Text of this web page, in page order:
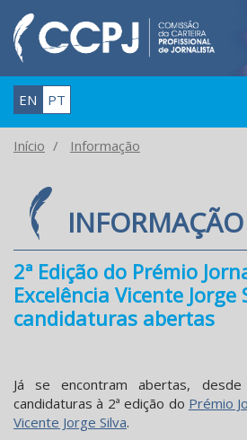
EN PT
Início Informação
INFORMAÇÃO
2ª Edição do Prémio
Excelência Vicente Jorge
candidaturas abertas
Já se encontram abertas,
candidaturas à 2ª edição do Prémio
Vicente Jorge Silva.